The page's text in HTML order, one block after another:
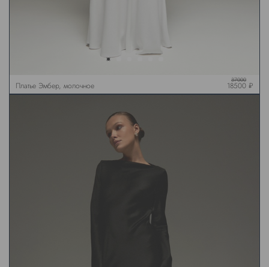
Платье Эмбер, молочное
37000
18500 ₽